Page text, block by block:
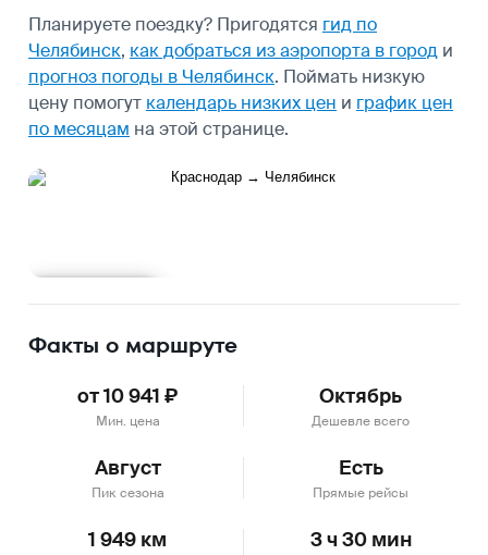
Планируете поездку? Пригодятся гид по
Челябинск, как добраться из аэропорта в город и
прогноз погоды в Челябинск. Поймать низкую
цену помогут календарь низких цен и график цен
по месяцам на этой странице.
Факты о маршруте
от 10 941 ₽
Мин. цена
Октябрь
Дешевле всего
Август
Пик сезона
Есть
Прямые рейсы
1 949 км 3 ч 30 мин